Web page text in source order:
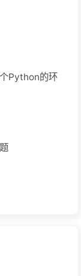
Python的环